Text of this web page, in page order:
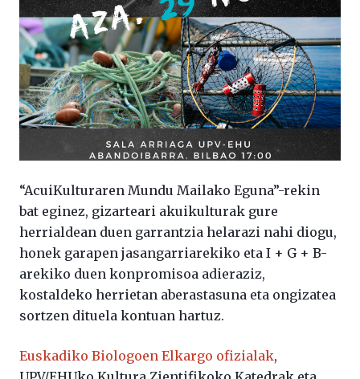
“AcuiKulturaren Mundu Mailako Eguna”-rekin
bat eginez, gizarteari akuikulturak gure
herrialdean duen garrantzia helarazi nahi diogu,
honek garapen jasangarriarekiko eta I + G + B-
arekiko duen konpromisoa adieraziz,
kostaldeko herrietan aberastasuna eta ongizatea
sortzen dituela kontuan hartuz.
Euskadiko Biologoen Elkargo ofizialak,